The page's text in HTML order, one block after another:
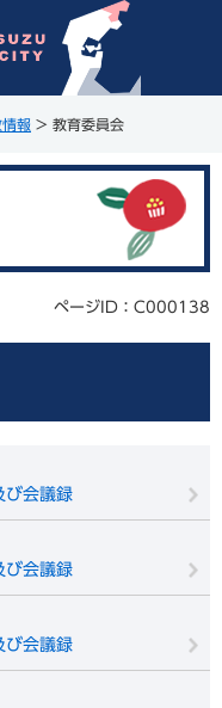
情報 > 教育委員会
ページID：C000138
び会議録
び会議録
び会議録